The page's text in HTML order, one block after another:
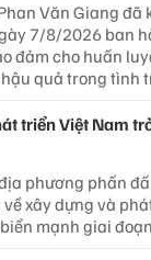
Văn Giang đã
7/8/2026 ban
đảm cho huấn
quả trong tình
triển Việt Nam
phương phấn
xây dựng và
mạnh giai